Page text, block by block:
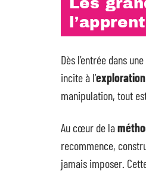
Dès l’entrée dans
incite à l’
manipulation, tout
Au cœur de la
recommence,
jamais imposer.